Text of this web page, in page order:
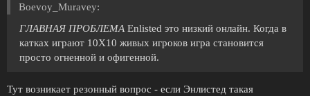
Boevoy_Muravey:
ГЛАВНАЯ ПРОБЛЕМА Enlisted это низкий онлайн. Когда в
катках играют 10X10 живых игроков игра становится
просто огненной и офигенной.
Тут возникает резонный вопрос - если Энлистед такая